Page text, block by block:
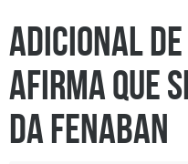
Adicional de
afirma que
da Fenaban